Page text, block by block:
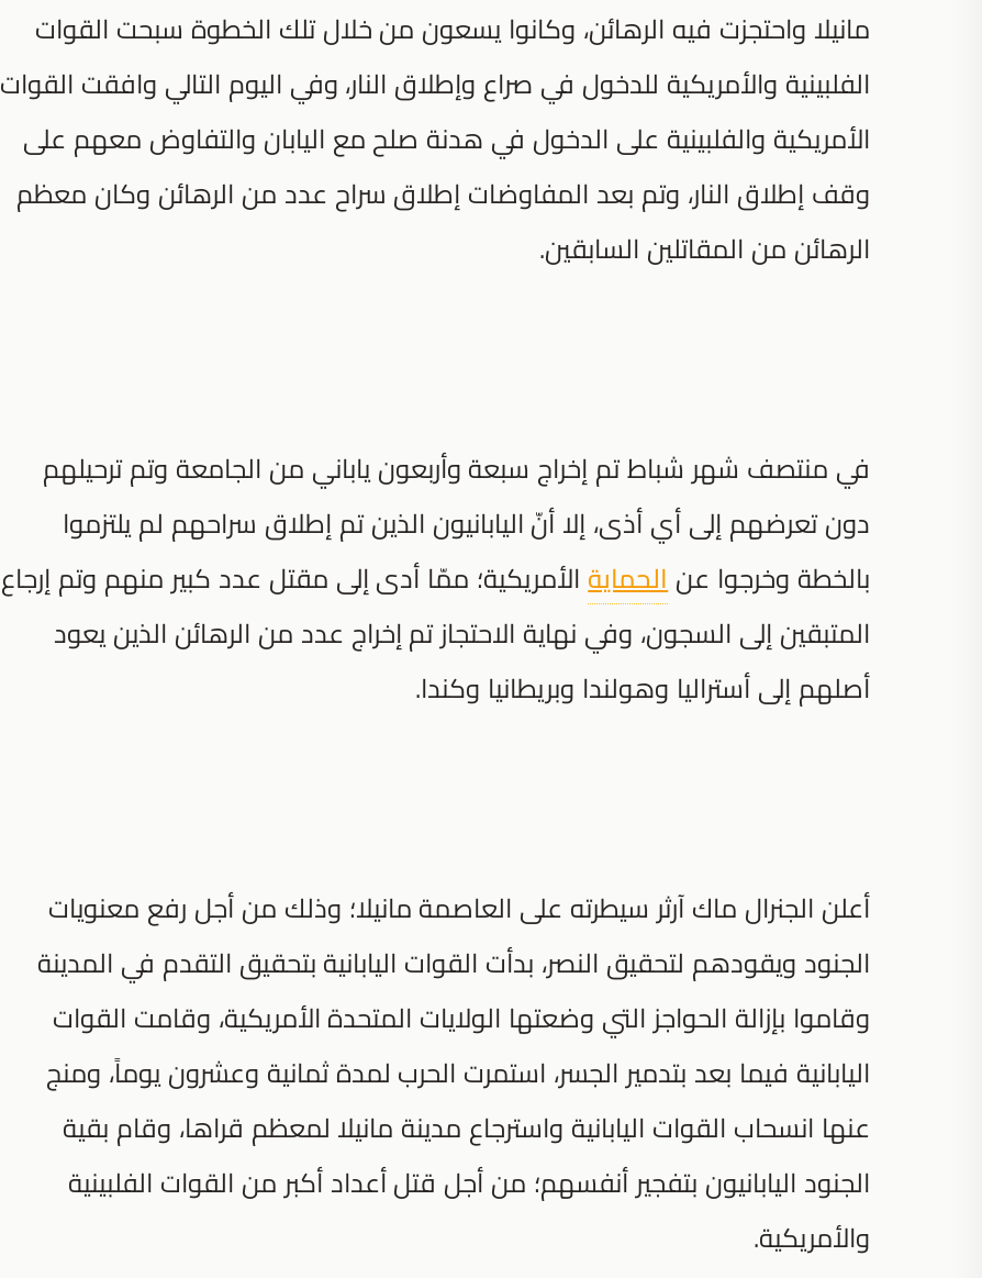
مانيلا واحتجزت فيه الرهائن، وكانوا يسعون من خلال تلك الخطوة سبحت القوات
الفلبينية والأمريكية للدخول في صراع وإطلاق النار، وفي اليوم التالي وافقت القوات
الأمريكية والفلبينية على الدخول في هدنة صلح مع اليابان والتفاوض معهم على
وقف إطلاق النار، وتم بعد المفاوضات إطلاق سراح عدد من الرهائن وكان معظم
الرهائن من المقاتلين السابقين.
في منتصف شهر شباط تم إخراج سبعة وأربعون ياباني من الجامعة وتم ترحيلهم
دون تعرضهم إلى أي أذى، إلا أنّ اليابانيون الذين تم إطلاق سراحهم لم يلتزموا
بالخطة وخرجوا عنالحمايةالأمريكية؛ ممّا أدى إلى مقتل عدد كبير منهم وتم إرجاع
المتبقين إلى السجون، وفي نهاية الاحتجاز تم إخراج عدد من الرهائن الذين يعود
أصلهم إلى أستراليا وهولندا وبريطانيا وكندا.
أعلن الجنرال ماك آرثر سيطرته على العاصمة مانيلا؛ وذلك من أجل رفع معنويات
الجنود ويقودهم لتحقيق النصر، بدأت القوات اليابانية بتحقيق التقدم في المدينة
وقاموا بإزالة الحواجز التي وضعتها الولايات المتحدة الأمريكية، وقامت القوات
اليابانية فيما بعد بتدمير الجسر، استمرت الحرب لمدة ثمانية وعشرون يوماً، ومنج
عنها انسحاب القوات اليابانية واسترجاع مدينة مانيلا لمعظم قراها، وقام بقية
الجنود اليابانيون بتفجير أنفسهم؛ من أجل قتل أعداد أكبر من القوات الفلبينية
والأمريكية.